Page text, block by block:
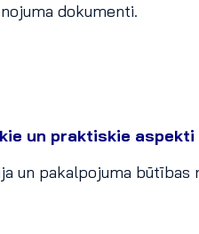
dokumenti.
un praktiskie aspekti
un pakalpojuma